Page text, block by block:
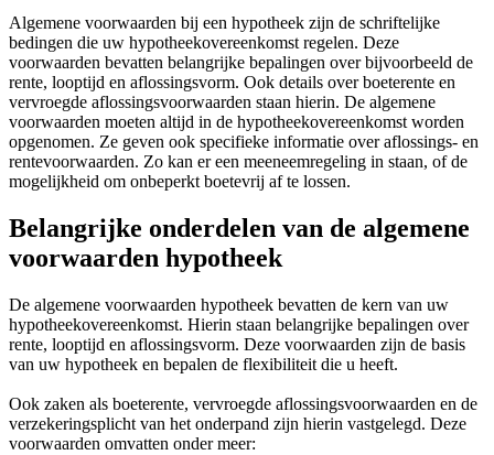
Algemene voorwaarden bij een hypotheek zijn de schriftelijke
bedingen die uw hypotheekovereenkomst regelen. Deze
voorwaarden bevatten belangrijke bepalingen over bijvoorbeeld de
rente, looptijd en aflossingsvorm. Ook details over boeterente en
vervroegde aflossingsvoorwaarden staan hierin. De algemene
voorwaarden moeten altijd in de hypotheekovereenkomst worden
opgenomen. Ze geven ook specifieke informatie over aflossings- en
rentevoorwaarden. Zo kan er een meeneemregeling in staan, of de
mogelijkheid om onbeperkt boetevrij af te lossen.
Belangrijke onderdelen van de algemene
voorwaarden hypotheek
De algemene voorwaarden hypotheek bevatten de kern van uw
hypotheekovereenkomst. Hierin staan belangrijke bepalingen over
rente, looptijd en aflossingsvorm. Deze voorwaarden zijn de basis
van uw hypotheek en bepalen de flexibiliteit die u heeft.
Ook zaken als boeterente, vervroegde aflossingsvoorwaarden en de
verzekeringsplicht van het onderpand zijn hierin vastgelegd. Deze
voorwaarden omvatten onder meer: